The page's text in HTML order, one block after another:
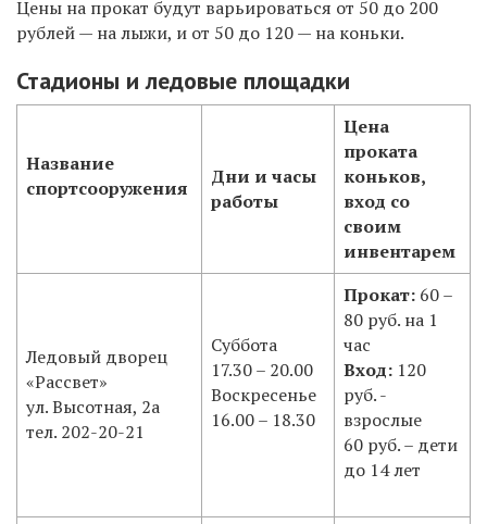
Цены на прокат будут варьироваться от 50 до 200
рублей — на лыжи, и от 50 до 120 — на коньки.
Стадионы и ледовые площадки
Название
спортсооружения
Дни и часы
работы
Цена
проката
коньков,
вход со
своим
инвентарем
Ледовый дворец
«Рассвет»
ул. Высотная, 2а
тел. 202-20-21
Суббота
17.30 – 20.00
Воскресенье
16.00 – 18.30
Прокат: 60 –
80 руб. на 1
час
Вход: 120
руб. -
взрослые
60 руб. – дети
до 14 лет